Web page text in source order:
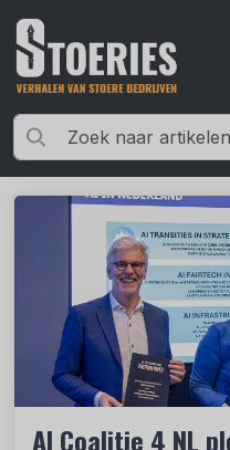
AI Coalitie 4 NL